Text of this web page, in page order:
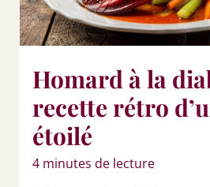
Homard à la
recette rétro
étoilé
4 minutes de lecture